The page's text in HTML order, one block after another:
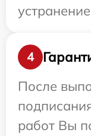
4
После
работ Вы